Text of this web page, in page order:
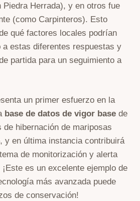
Piedra Herrada), y en otros fue
(como Carpinteros). Esto
qué factores locales podrían
a estas diferentes respuestas y
partida para un seguimiento a
un primer esfuerzo en la
base de datos de vigor base de
hibernación de mariposas
y en última instancia contribuirá
de monitorización y alerta
es un excelente ejemplo de
más avanzada puede
de conservación!